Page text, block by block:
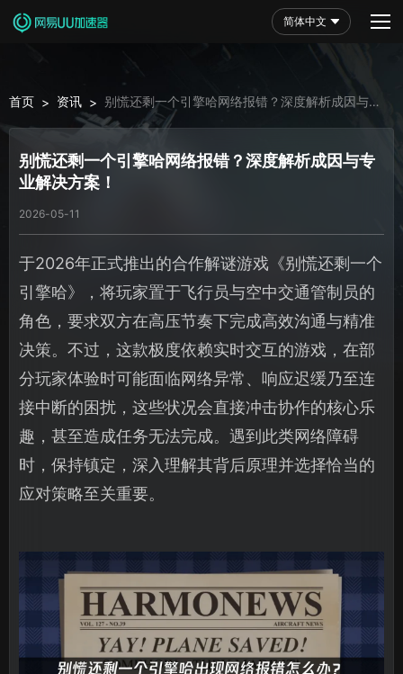
简体中文
首页 > 资讯 > 别慌还剩一个引擎哈网络报错？深度解析成因与专
业解决方案！
别慌还剩一个引擎哈网络报错？深度解析成因与专
业解决方案！
2026-05-11
于2026年正式推出的合作解谜游戏《别慌还剩一个
引擎哈》，将玩家置于飞行员与空中交通管制员的
角色，要求双方在高压节奏下完成高效沟通与精准
决策。不过，这款极度依赖实时交互的游戏，在部
分玩家体验时可能面临网络异常、响应迟缓乃至连
接中断的困扰，这些状况会直接冲击协作的核心乐
趣，甚至造成任务无法完成。遇到此类网络障碍
时，保持镇定，深入理解其背后原理并选择恰当的
应对策略至关重要。